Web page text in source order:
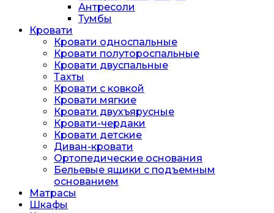
Антресоли
Тумбы
Кровати
Кровати односпальные
Кровати полутороспальные
Кровати двуспальные
Тахты
Кровати с ковкой
Кровати мягкие
Кровати двухъярусные
Кровати-чердаки
Кровати детские
Диван-кровати
Ортопедические основания
Бельевые ящики с подъемным
основанием
Матрасы
Шкафы